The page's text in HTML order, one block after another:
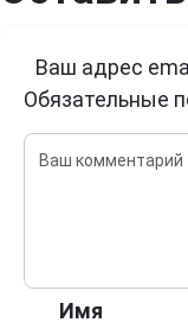
Ваш адрес
Обязательные
Имя